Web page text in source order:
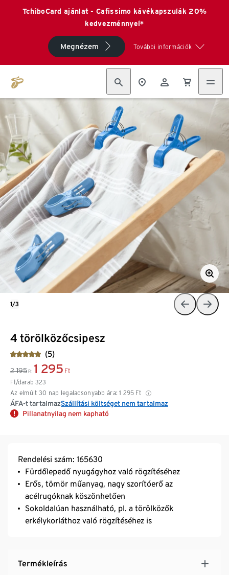
TchiboCard ajánlat - Cafissimo kávékapszulák 20%
kedvezménnyel*
Megnézem További információk
4 törölközőcsipesz
(5)
2 195 Ft 1 295 Ft
Ft/darab 323
Az elmúlt 30 nap legalacsonyabb ára: 1 295 Ft
ÁFA-t tartalmazSzállítási költséget nem tartalmaz
Pillanatnyilag nem kapható
1/3
Rendelési szám: 165630
Fürdőlepedő nyugágyhoz való rögzítéséhez
Erős, tömör műanyag, nagy szorítóerő az
acélrugóknak köszönhetően
Sokoldalúan használható, pl. a törölközők
erkélykorláthoz való rögzítéséhez is
Termékleírás